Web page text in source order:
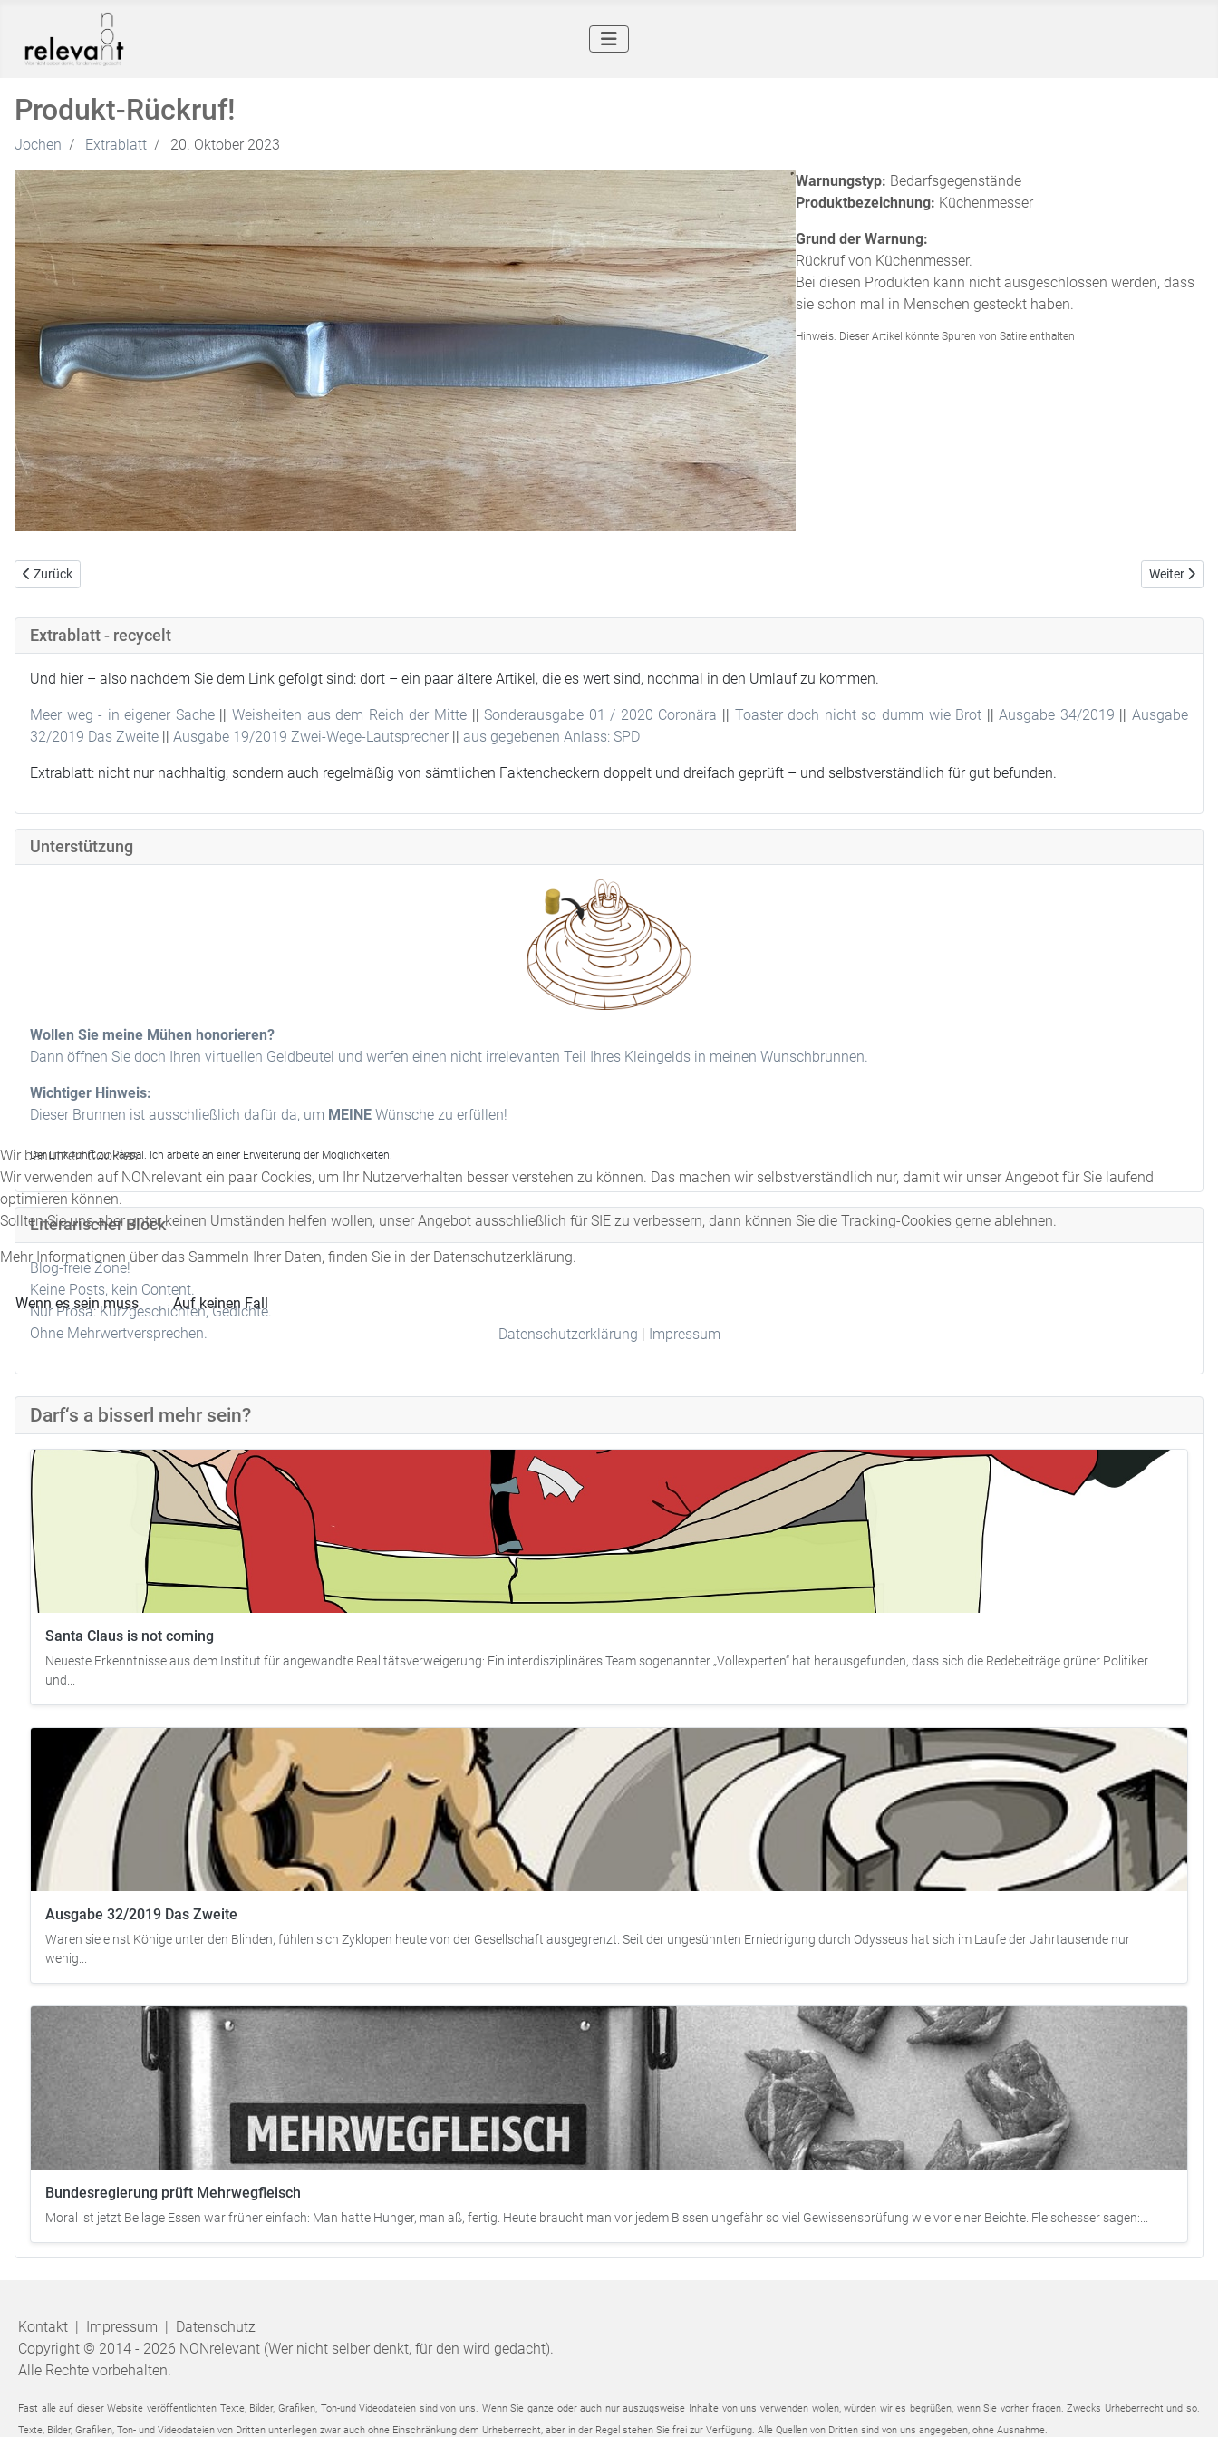
Produkt-Rückruf!
Jochen Extrablatt 20. Oktober 2023
Warnungstyp: Bedarfsgegenstände
Produktbezeichnung: Küchenmesser
Grund der Warnung:
Rückruf von Küchenmesser.
Bei diesen Produkten kann nicht ausgeschlossen werden, dass
sie schon mal in Menschen gesteckt haben.
Hinweis: Dieser Artikel könnte Spuren von Satire enthalten
Vorheriger Beitrag: Böse russische Attacke
Zurück Nächster
Weiter
Extrablatt - recycelt
Und hier – also nachdem Sie dem Link gefolgt sind: dort – ein paar ältere Artikel, die es wert sind, nochmal in den Umlauf zu kommen.
Meer weg - in eigener Sache||Weisheiten aus dem Reich der Mitte|| Sonderausgabe 01 / 2020 Coronära || Toaster doch nicht so dumm wie Brot ||Ausgabe 34/2019 ||Ausgabe
32/2019 Das Zweite || Ausgabe 19/2019 Zwei-Wege-Lautsprecher || aus gegebenen Anlass: SPD
Extrablatt: nicht nur nachhaltig, sondern auch regelmäßig von sämtlichen Faktencheckern doppelt und dreifach geprüft – und selbstverständlich für gut befunden.
Unterstützung
Wollen Sie meine Mühen honorieren?
Dann öffnen Sie doch Ihren virtuellen Geldbeutel und werfen einen nicht irrelevanten Teil Ihres Kleingelds in meinen Wunschbrunnen.
Wichtiger Hinweis:
Dieser Brunnen ist ausschließlich dafür da, um MEINE Wünsche zu erfüllen!
Der Link führt zu Paypal. Ich arbeite an einer Erweiterung der Möglichkeiten.
Literarischer Block
Blog-freie Zone!
Keine Posts, kein Content.
Nur Prosa: Kurzgeschichten, Gedichte.
Ohne Mehrwertversprechen.
Darf‘s a bisserl mehr sein?
Santa Claus is not coming
Neueste Erkenntnisse aus dem Institut für angewandte Realitätsverweigerung: Ein interdisziplinäres Team sogenannter „Vollexperten“ hat herausgefunden, dass sich die Redebeiträge grüner Politiker
und...
Ausgabe 32/2019 Das Zweite
Waren sie einst Könige unter den Blinden, fühlen sich Zyklopen heute von der Gesellschaft ausgegrenzt. Seit der ungesühnten Erniedrigung durch Odysseus hat sich im Laufe der Jahrtausende nur
wenig...
Bundesregierung prüft Mehrwegfleisch
Moral ist jetzt Beilage Essen war früher einfach: Man hatte Hunger, man aß, fertig. Heute braucht man vor jedem Bissen ungefähr so viel Gewissensprüfung wie vor einer Beichte. Fleischesser sagen:...
Kontakt | Impressum | Datenschutz
Copyright © 2014 - 2026 NONrelevant (Wer nicht selber denkt, für den wird gedacht).
Alle Rechte vorbehalten.
Fast alle auf dieser Website veröffentlichten Texte, Bilder, Grafiken, Ton-und Videodateien sind von uns. Wenn Sie ganze oder auch nur auszugsweise Inhalte von uns verwenden wollen, würden wir es begrüßen, wenn Sie vorher fragen. Zwecks Urheberrecht und so.
Texte, Bilder, Grafiken, Ton- und Videodateien von Dritten unterliegen zwar auch ohne Einschränkung dem Urheberrecht, aber in der Regel stehen Sie frei zur Verfügung. Alle Quellen von Dritten sind von uns angegeben, ohne Ausnahme.
Wir benutzen Cookies
Wir verwenden auf NONrelevant ein paar Cookies, um Ihr Nutzerverhalten besser verstehen zu können. Das machen wir selbstverständlich nur, damit wir unser Angebot für Sie laufend
optimieren können.
Sollten Sie uns aber unter keinen Umständen helfen wollen, unser Angebot ausschließlich für SIE zu verbessern, dann können Sie die Tracking-Cookies gerne ablehnen.
Mehr Informationen über das Sammeln Ihrer Daten, finden Sie in der Datenschutzerklärung.
Wenn es sein muss
Auf keinen Fall
Datenschutzerklärung | Impressum